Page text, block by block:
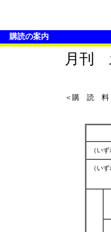
購読の案内
月刊
＜購 読 料＞
（い
（い